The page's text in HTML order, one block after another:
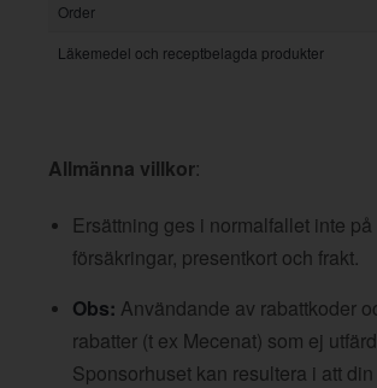
Order
Läkemedel och receptbelagda produkter
Allmänna villkor:
Ersättning ges i normalfallet inte på
försäkringar, presentkort och frakt.
Obs: Användande av rabattkoder
rabatter (t ex Mecenat) som ej
Sponsorhuset kan resultera i att